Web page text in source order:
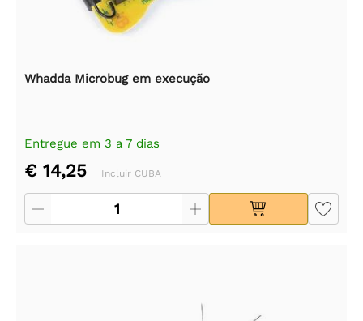
Whadda Microbug em execução
Entregue em 3 a 7 dias
€ 14,25 Incluir CUBA